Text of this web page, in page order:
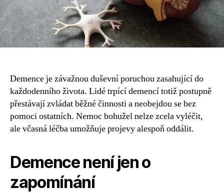
Prevence
je
obtížná
Demence je závažnou duševní poruchou zasahující do
každodenního života. Lidé trpící demencí totiž postupně
přestávají zvládat běžné činnosti a neobejdou se bez
pomoci ostatních. Nemoc bohužel nelze zcela vyléčit,
ale včasná léčba umožňuje projevy alespoň oddálit.
Demence není jen o
zapomínání